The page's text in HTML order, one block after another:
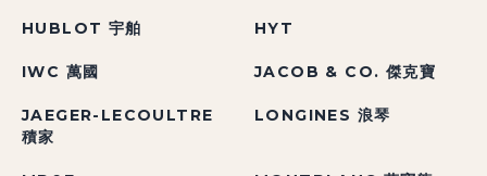
HUBLOT 宇舶 HYT
IWC 萬國 JACOB & CO. 傑克寶
JAEGER-LECOULTRE
積家
LONGINES 浪琴